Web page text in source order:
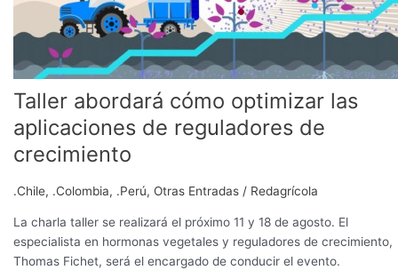
Taller abordará cómo optimizar las
aplicaciones de reguladores de
crecimiento
.Chile, .Colombia, .Perú, Otras Entradas / Redagrícola
La charla taller se realizará el próximo 11 y 18 de agosto. El
especialista en hormonas vegetales y reguladores de crecimiento,
Thomas Fichet, será el encargado de conducir el evento.
de
reguladores
crecimiento